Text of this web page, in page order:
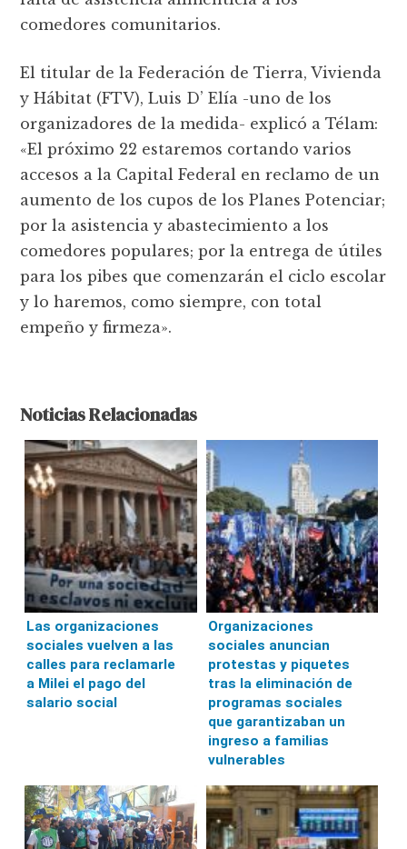
comedores comunitarios.
El titular de la Federación de Tierra, Vivienda
y Hábitat (FTV), Luis D’ Elía -uno de los
organizadores de la medida- explicó a Télam:
«El próximo 22 estaremos cortando varios
accesos a la Capital Federal en reclamo de un
aumento de los cupos de los Planes Potenciar;
por la asistencia y abastecimiento a los
comedores populares; por la entrega de útiles
para los pibes que comenzarán el ciclo escolar
y lo haremos, como siempre, con total
empeño y firmeza».
Noticias Relacionadas
Las organizaciones
sociales vuelven a las
calles para reclamarle
a Milei el pago del
salario social
Organizaciones
sociales anuncian
protestas y piquetes
tras la eliminación de
programas sociales
que garantizaban un
ingreso a familias
vulnerables